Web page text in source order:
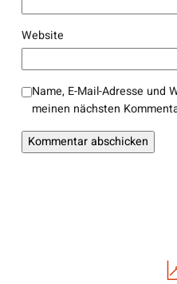
Website
Name, E-Mail-Adresse und
meinen nächsten